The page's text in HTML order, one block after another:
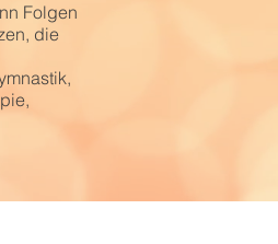
Folgen
die